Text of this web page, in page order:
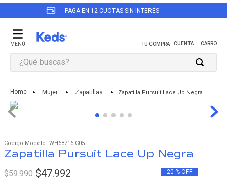
PAGA EN 12 CUOTAS SIN INTERÉS
¿Qué buscas?
Mujer Zapatillas Zapatilla Pursuit Lace Up Negra
: WH68716-C05
Zapatilla Pursuit Lace Up Negra
$59.990 $47.992 20 % OFF
revival
zapatillas keds mujer
4.
champion
5
zapatillas keds mujer cuero